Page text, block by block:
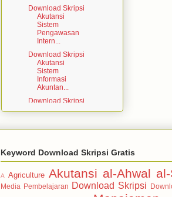
Download Skripsi
Akutansi
Sistem
Pengawasan
Intern...
Download Skripsi
Akutansi
Sistem
Informasi
Akuntan...
Download Skripsi
Akutansi
Pengaruh
Informasi Laba
...
Keyword Download Skripsi Gratis
A Agriculture Akutansi al-Ahwal
Media Pembelajaran
Download Skripsi